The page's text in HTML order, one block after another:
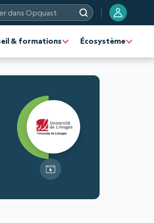
dans Opquast
& formations Écosystème